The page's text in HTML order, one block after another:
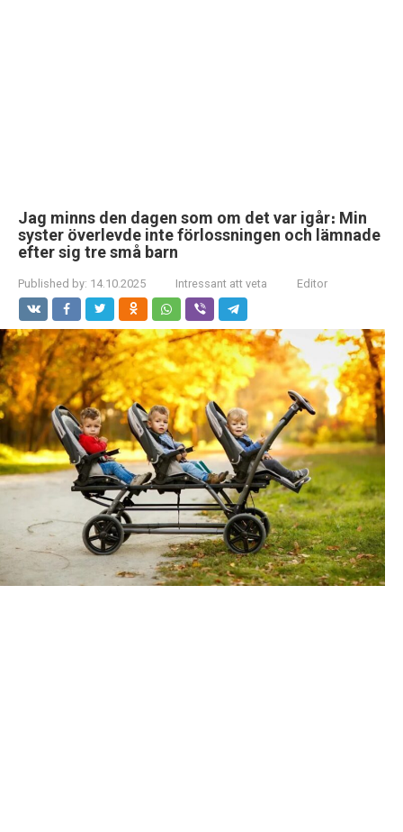
Jag minns den dagen som om det var igår։ Min
syster överlevde inte förlossningen och lämnade
efter sig tre små barn
Published by: 14.10.2025 Intressant att veta Editor